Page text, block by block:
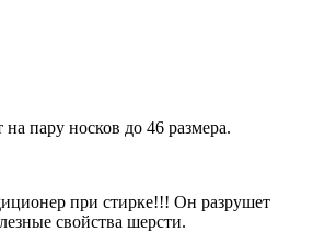
пару носков до 46 размера.
при стирке!!! Он разрушет
свойства шерсти.